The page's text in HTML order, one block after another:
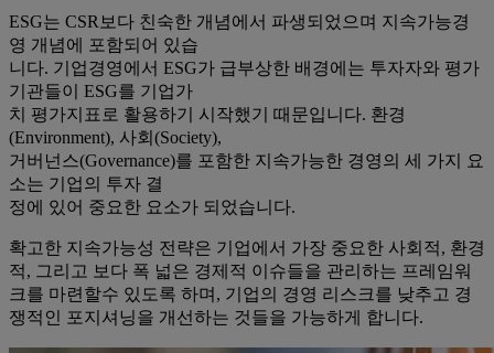
ESG는 CSR보다 친숙한 개념에서 파생되었으며 지속가능경
영 개념에 포함되어 있습
니다. 기업경영에서 ESG가 급부상한 배경에는 투자자와 평가
기관들이 ESG를 기업가
치 평가지표로 활용하기 시작했기 때문입니다. 환경
(Environment), 사회(Society),
거버넌스(Governance)를 포함한 지속가능한 경영의 세 가지 요
소는 기업의 투자 결
정에 있어 중요한 요소가 되었습니다.
확고한 지속가능성 전략은 기업에서 가장 중요한 사회적, 환경
적, 그리고 보다 폭 넓은 경제적 이슈들을 관리하는 프레임워
크를 마련할수 있도록 하며, 기업의 경영 리스크를 낮추고 경
쟁적인 포지셔닝을 개선하는 것들을 가능하게 합니다.